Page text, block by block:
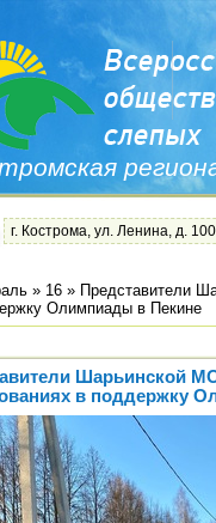
г. Кострома, ул. Ленина, д.
» 16 » Представители
Олимпиады в Пекине
Шарьинской
в поддержку